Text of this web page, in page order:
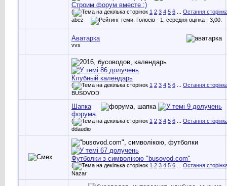
Строим форум вместе :)
( 1 2 3 4 5 6
Остання
abez
Аватарка
vvs
Клубный календарь
( 1 2 3 4 5 6
Остання
BUSOVOD
Шапка
форума
( 1 2 3 4 5 6
Остання
ddaudio
Футболки з символікою "busovod.com"
( 1 2 3 4 5 6
Остання
Nazar